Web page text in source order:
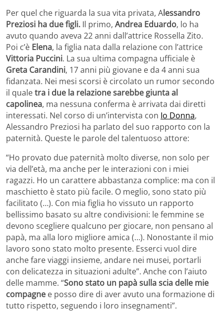
Per quel che riguarda la sua vita privata, Alessandro
Preziosi ha due figli. Il primo, Andrea Eduardo, lo ha
avuto quando aveva 22 anni dall’attrice Rossella Zito.
Poi c’è Elena, la figlia nata dalla relazione con l’attrice
Vittoria Puccini. La sua ultima compagna ufficiale è
Greta Carandini, 17 anni più giovane e da 4 anni sua
fidanzata. Nei mesi scorsi è circolato un rumor secondo
il qualetra i due la relazione sarebbe giunta al
capolinea, ma nessuna conferma è arrivata dai diretti
interessati. Nel corso di un’intervista con Io Donna,
Alessandro Preziosi ha parlato del suo rapporto con la
paternità. Queste le parole del talentuoso attore:
“Ho provato due paternità molto diverse, non solo per
via dell’età, ma anche per le interazioni con i miei
ragazzi. Ho un carattere abbastanza complice: ma con il
maschietto è stato più facile. O meglio, sono stato più
facilitato (…). Con mia figlia ho vissuto un rapporto
bellissimo basato su altre condivisioni: le femmine se
devono scegliere qualcuno per giocare, non pensano al
papà, ma alla loro migliore amica (…). Nonostante il mio
lavoro sono stato molto presente. Esserci vuol dire
anche fare viaggi insieme, andare nei musei, portarli
con delicatezza in situazioni adulte”. Anche con l’aiuto
delle mamme. “Sono stato un papà sulla scia delle mie
compagne e posso dire di aver avuto una formazione di
tutto rispetto, seguendo i loro insegnamenti”.